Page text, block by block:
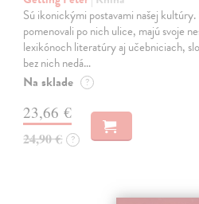
Sú ikonickými postavami našej
pomenovali po nich ulice, majú svoje
lexikónoch literatúry aj učebniciach,
bez nich nedá…
Na sklade ?
23,66 €
24,90 € ?